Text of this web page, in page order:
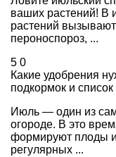
ваших растений! В
растений
пероноспороз, ...
5 0
Какие удобрения
подкормок и список
Июль — один из
огороде. В это
формируют плоды и
регулярных ...